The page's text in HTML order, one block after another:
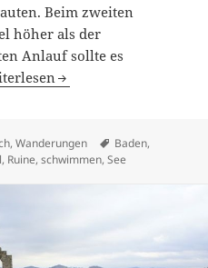
Beim zweiten
höher als der
Anlauf sollte es
der Pfäffikerseelauf
,Wanderungen Schlagwörter
Baden,
, Ruine,schwimmen,See